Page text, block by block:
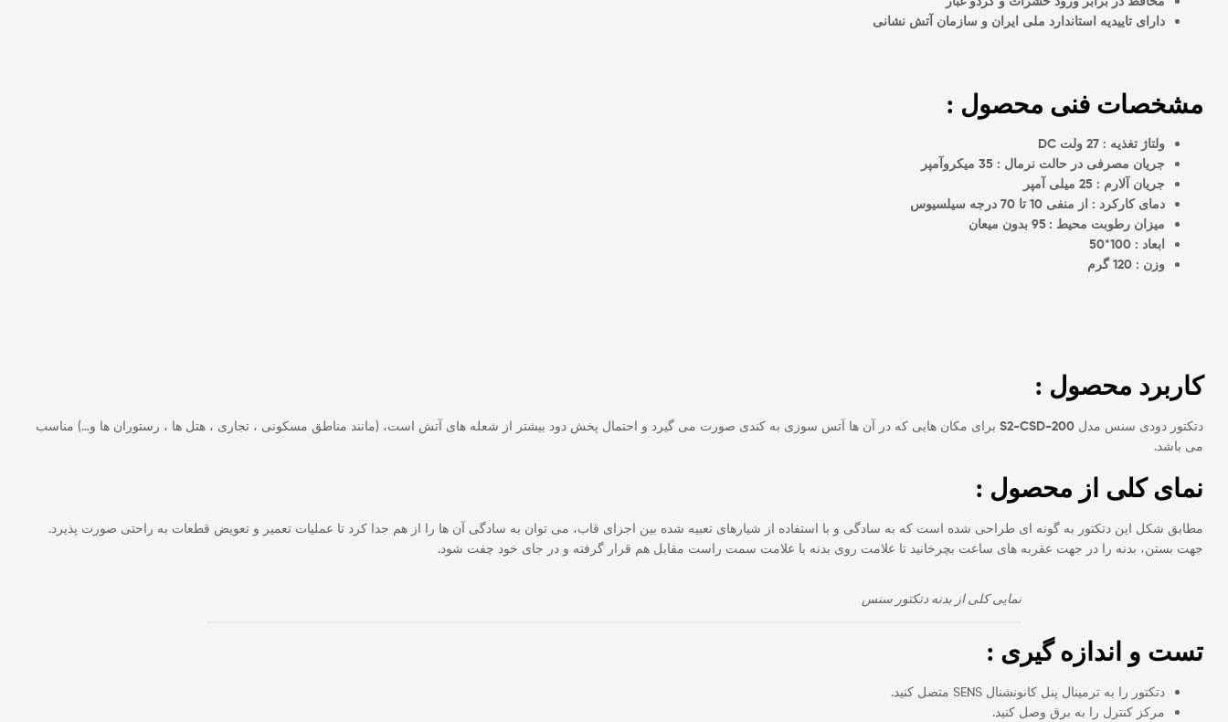
دارای تاییدیه استاندارد ملی ایران و سازمان آتش نشانی
مشخصات فنی محصول :
ولتاژ تغذیه : 27 ولت DC
جریان مصرفی در حالت نرمال : 35 میکروآمپر
جریان آلارم : 25 میلی آمپر
دمای کارکرد : از منفی 10 تا 70 درجه سیلسیوس
میزان رطوبت محیط : 95 بدون میعان
ابعاد : 100*50
وزن : 120 گرم
کاربرد محصول :
دتکتور دودی سنس مدل S2-CSD-200 برای مکان هایی که در آن ها آتس سوزی به کندی صورت می گیرد و احتمال پخش دود بیشتر از شعله های آتش است، (مانند مناطق مسکونی ، تجاری ، هتل ها ، رستوران ها و…) مناسب
می باشد.
نمای کلی از محصول :
مطابق شکل این دتکتور به گونه ای طراحی شده است که به سادگی و با استفاده از شیارهای تعبیه شده بین اجزای قاب، می توان به سادگی آن ها را از هم جدا کرد تا عملیات تعمیر و تعویض قطعات به راحتی صورت پذیرد.
جهت بستن، بدنه را در جهت عقربه های ساعت بچرخانید تا علامت روی بدنه با علامت سمت راست مقابل هم قرار گرفته و در جای خود چفت شود.
نمایی کلی از بدنه دتکتور سنس
تست و اندازه گیری :
دتکتور را به ترمینال پنل کانونشنال SENS متصل کنید.
مرکز کنترل را به برق وصل کنید.